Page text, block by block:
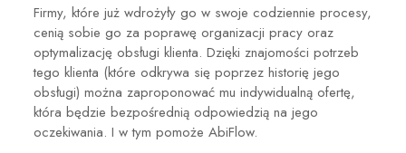
Firmy, które już wdrożyły go w swoje codziennie procesy,
cenią sobie go za poprawę organizacji pracy oraz
optymalizację obsługi klienta. Dzięki znajomości potrzeb
tego klienta (które odkrywa się poprzez historię jego
obsługi) można zaproponować mu indywidualną ofertę,
która będzie bezpośrednią odpowiedzią na jego
oczekiwania. I w tym pomoże AbiFlow.